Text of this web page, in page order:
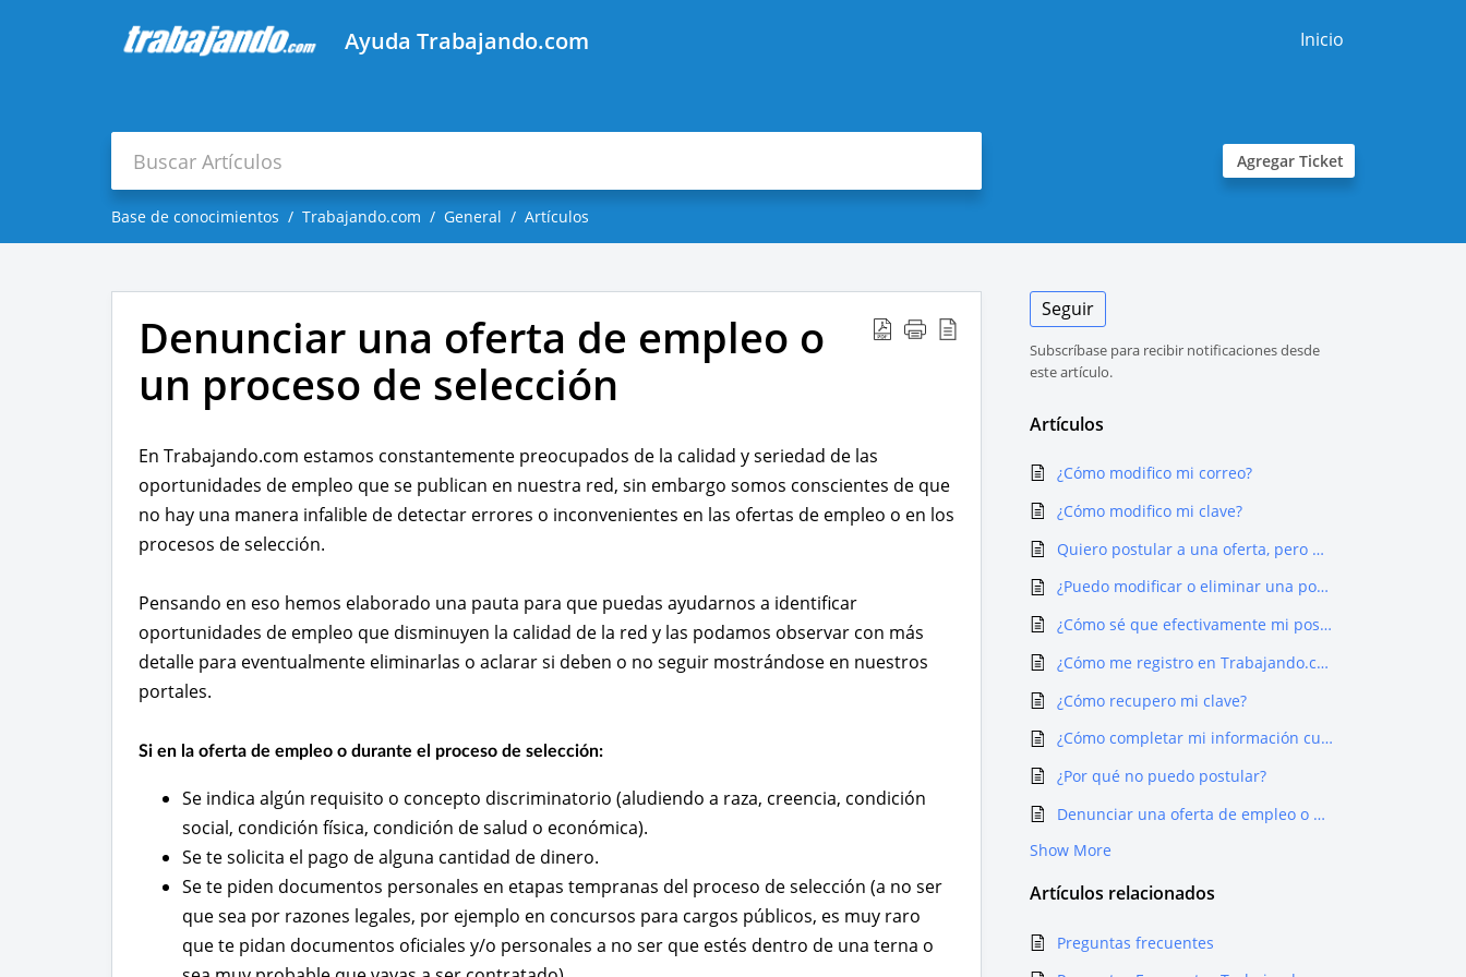
Ayuda Trabajando.com Inicio
Agregar Ticket
Base de conocimientos Trabajando.com General Artículos
Denunciar una oferta de empleo o
un proceso de selección
En Trabajando.com estamos constantemente preocupados de la calidad y seriedad de las
oportunidades de empleo que se publican en nuestra red, sin embargo somos conscientes de que
no hay una manera infalible de detectar errores o inconvenientes en las ofertas de empleo o en los
procesos de selección.
Pensando en eso hemos elaborado una pauta para que puedas ayudarnos a identificar
oportunidades de empleo que disminuyen la calidad de la red y las podamos observar con más
detalle para eventualmente eliminarlas o aclarar si deben o no seguir mostrándose en nuestros
portales.
Si en la oferta de empleo o durante el proceso de selección:
Se indica algún requisito o concepto discriminatorio (aludiendo a raza, creencia, condición
social, condición física, condición de salud o económica).
Se te solicita el pago de alguna cantidad de dinero.
Se te piden documentos personales en etapas tempranas del proceso de selección (a no ser
que sea por razones legales, por ejemplo en concursos para cargos públicos, es muy raro
que te pidan documentos oficiales y/o personales a no ser que estés dentro de una terna o
Seguir
Subscríbase para recibir notificaciones desde
este artículo.
Artículos
¿Cómo modifico mi correo?
¿Cómo modifico mi clave?
Quiero postular a una oferta, pero me dice que ya lo hice
¿Puedo modificar o eliminar una postulación?
¿Cómo sé que efectivamente mi postulación se hizo?
¿Cómo me registro en Trabajando.com?
¿Cómo recupero mi clave?
¿Cómo completar mi información curricular en trabajando.com?
¿Por qué no puedo postular?
Denunciar una oferta de empleo o un proceso de selección
Show More
Artículos relacionados
Preguntas frecuentes